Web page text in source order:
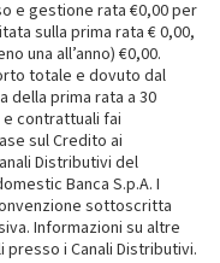
e gestione rata €0,00 per
sulla prima rata € 0,00,
una all’anno) €0,00.
totale e dovuto dal
della prima rata a 30
contrattuali fai
sul Credito ai
Distributivi del
Banca S.p.A. I
sottoscritta
Informazioni su altre
i Canali Distributivi.